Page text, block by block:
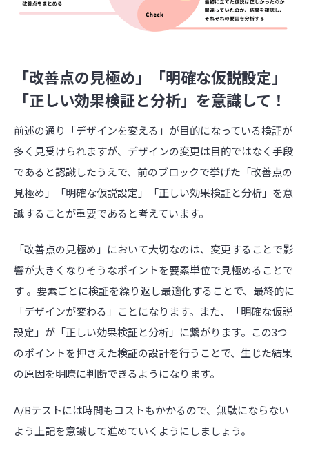
「改善点の見極め」「明確な仮説設定」
「正しい効果検証と分析」を意識して！
前述の通り「デザインを変える」が目的になっている検証が
多く見受けられますが、デザインの変更は目的ではなく手段
であると認識したうえで、前のブロックで挙げた「改善点の
見極め」「明確な仮説設定」「正しい効果検証と分析」を意
識することが重要であると考えています。
「改善点の見極め」において大切なのは、変更することで影
響が大きくなりそうなポイントを要素単位で見極めることで
す 。要素ごとに検証を繰り返し最適化することで、最終的に
「デザインが変わる」ことになります。また、「明確な仮説
設定」が「正しい効果検証と分析」に繋がります。この3つ
のポイントを押さえた検証の設計を行うことで、生じた結果
の原因を明瞭に判断できるようになります。
A/Bテストには時間もコストもかかるので、無駄にならない
よう上記を意識して進めていくようにしましょう。